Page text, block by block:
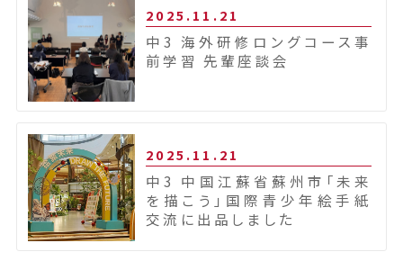
2025.11.21
中3 海外研修ロングコース事
前学習 先輩座談会
2025.11.21
中3 中国江蘇省蘇州市「未来
を描こう」国際青少年絵手紙
交流に出品しました